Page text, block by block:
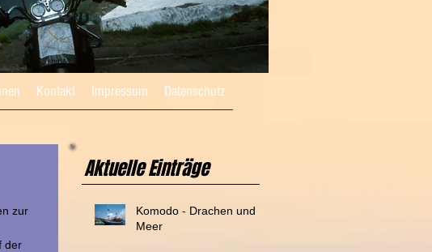
Kontakt Impressum Datenschutz
zur
der
Aktuelle Einträge
Komodo - Drachen und
Meer